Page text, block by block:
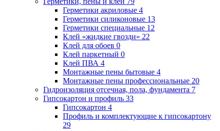
Герметики акриловые 4
Герметики силиконовые 13
Герметики специальные 12
Клей «жидкие гвозди» 22
Клей для обоев 0
Клей паркетный 0
Клей ПВА 4
Монтажные пены бытовые 4
Монтажные пены профессиональные 20
Гидроизоляция отсечная, пола, фундамента 7
Гипсокартон и профиль 33
Гипсокартон 4
Профиль и комплектующие к гипсокартону
29